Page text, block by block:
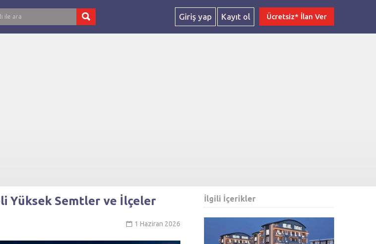
Giriş yap Kayıt ol Ücretsiz* İlan Ver
Yüksek Semtler ve İlçeler
1 Haziran 2026
İlgili İçerikler